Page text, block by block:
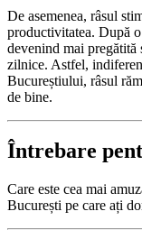
De asemenea, râsul
productivitatea. După
devenind mai pregătită
zilnice. Astfel,
Bucureștiului, râsul
de bine.
Întrebare
Care este cea mai
București pe care ați